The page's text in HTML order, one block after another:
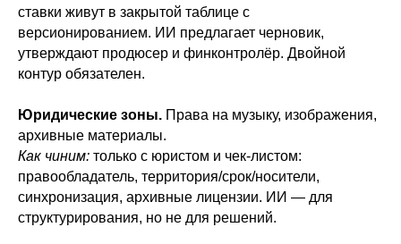
ставки живут в закрытой таблице с
версионированием. ИИ предлагает черновик,
утверждают продюсер и финконтролёр. Двойной
контур обязателен.
Юридические зоны. Права на музыку, изображения,
архивные материалы.
Как чиним: только с юристом и чек-листом:
правообладатель, территория/срок/носители,
синхронизация, архивные лицензии. ИИ — для
структурирования, но не для решений.